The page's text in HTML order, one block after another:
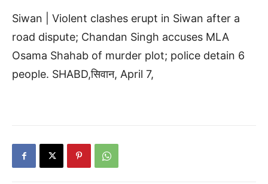
Siwan | Violent clashes erupt in Siwan after a
road dispute; Chandan Singh accuses MLA
Osama Shahab of murder plot; police detain 6
people. SHABD,सिवान, April 7,